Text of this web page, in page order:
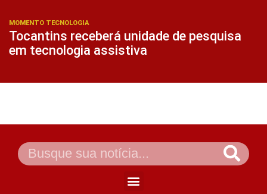
MOMENTO TECNOLOGIA
Tocantins receberá unidade de pesquisa
em tecnologia assistiva